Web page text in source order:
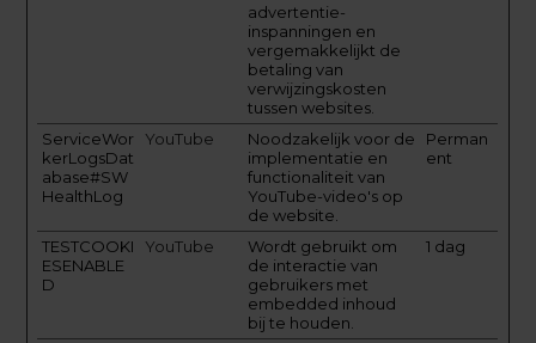
advertentie-
inspanningen en
vergemakkelijkt de
betaling van
verwijzingskosten
tussen websites.
ServiceWor
kerLogsDat
abase#SW
HealthLog
YouTube
Noodzakelijk voor de
implementatie en
functionaliteit van
YouTube-video's op
de website.
Perman
ent
TESTCOOKI
ESENABLE
D
YouTube
Wordt gebruikt om
de interactie van
gebruikers met
embedded inhoud
bij te houden.
1 dag